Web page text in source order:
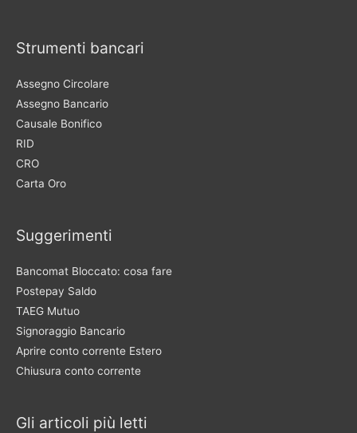
Strumenti bancari
Assegno Circolare
Assegno Bancario
Causale Bonifico
RID
CRO
Carta Oro
Suggerimenti
Bancomat Bloccato: cosa fare
Postepay Saldo
TAEG Mutuo
Signoraggio Bancario
Aprire conto corrente Estero
Chiusura conto corrente
Gli articoli più letti